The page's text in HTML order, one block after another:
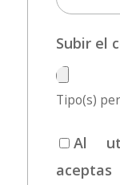
Subir el
Tipo(s)
Al